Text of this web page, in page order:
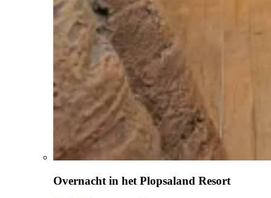
Overnacht in het Plopsaland Resort